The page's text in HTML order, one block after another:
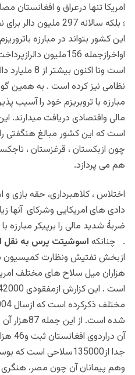
امریکا تنها درعراق و افغانستان
؛ بلکه سالانه 297
این کشور بتواند در مبارزه
است وتا
نظامی نیز کرده است . به همین
مبارزه با تروبریزم خود را آسیب
مالی واقتصادی دریافت میدارند.
است که این کشور مبالغ هنگفتی
چون ازبکستان ، قرغزستان ،
هم می پردازد.
اختلاس ، کلاهبرداری، حقه بازی و
دادی های امریکایی وشرکای آنها
ضربۀ شدید مالی را برپیکر مبارزه
. چنانکه اسوشیتت پرس به نقل
ازبخش تفتیش ونظارت کمیسیون
هزاران میل سلاح های مختلف
آن
وهم پیمانان آن چون مصر، هنگری ،